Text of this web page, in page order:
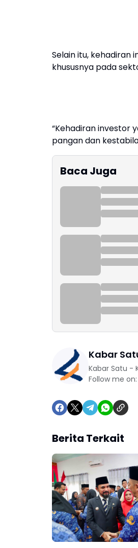
Selain itu, kehadiran
khususnya pada
“Kehadiran investor
pangan dan
Baca Juga
Kabar
Kabar Satu -
Follow me on:
Berita Terkait